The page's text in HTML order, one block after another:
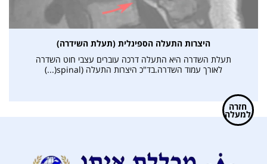
היצרות התעלה הספינלית (תעלת השידרה)
תעלת השדרה היא התעלה דרכה עוברים עצבי חוט השדרה
לאורך עמוד השדרה.בד"כ היצרות התעלה (spinal(...)
חזרה
למעלה